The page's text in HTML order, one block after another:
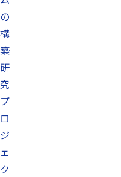
の
構
築
研
究
プ
ロ
ジ
ェ
ク